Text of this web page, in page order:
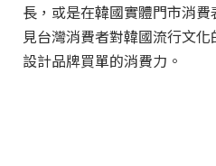
長，或是在韓國實體門市消
見台灣消費者對韓國流行文
設計品牌買單的消費力。